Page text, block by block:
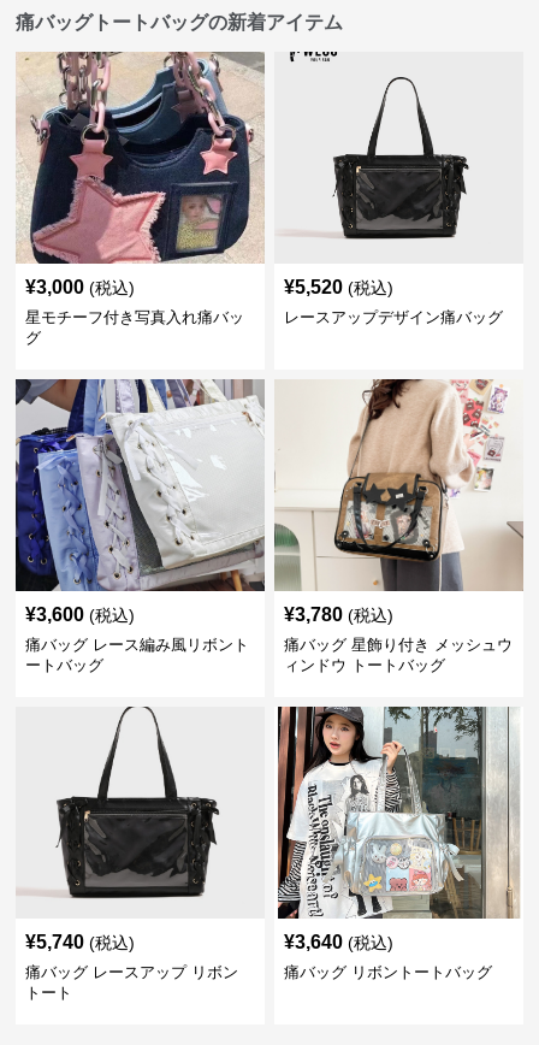
痛バッグトートバッグの新着アイテム
¥3,000 (税込)
星モチーフ付き写真入れ痛バッ
グ
¥5,520 (税込)
レースアップデザイン痛バッグ
¥3,600 (税込)
痛バッグ レース編み風リボント
ートバッグ
¥3,780 (税込)
痛バッグ 星飾り付き メッシュウ
ィンドウ トートバッグ
¥5,740 (税込)
痛バッグ レースアップ リボン
トート
¥3,640 (税込)
痛バッグ リボントートバッグ